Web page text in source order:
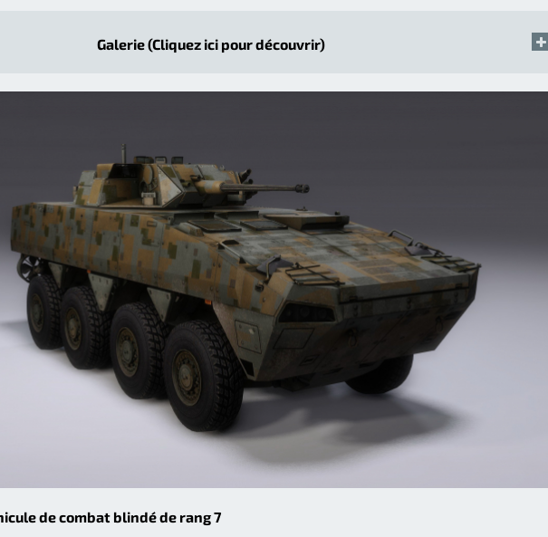
Galerie (Cliquez ici pour découvrir)
de combat blindé de rang 7